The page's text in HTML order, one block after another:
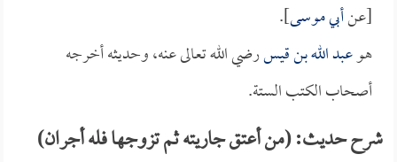
[عنأبي موسى].
هوعبد الله بن قيسرضي الله تعالى عنه، وحديثه أخرجه
أصحاب الكتب الستة.
شرح حديث: (من أعتق جاريته ثم تزوجها فله أجران)